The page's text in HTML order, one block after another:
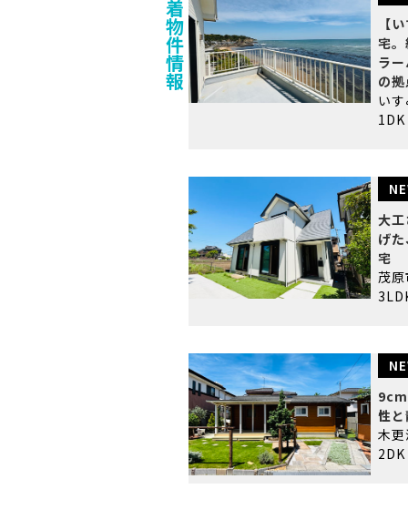
着
物
件
情
報
【
宅
ラ
の
い
大
げ
宅
茂
性
木